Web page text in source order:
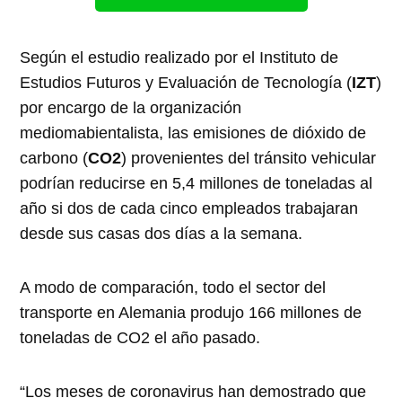
Según el estudio realizado por el Instituto de
Estudios Futuros y Evaluación de Tecnología (IZT)
por encargo de la organización
mediomabientalista, las emisiones de dióxido de
carbono (CO2) provenientes del tránsito vehicular
podrían reducirse en 5,4 millones de toneladas al
año si dos de cada cinco empleados trabajaran
desde sus casas dos días a la semana.
A modo de comparación, todo el sector del
transporte en Alemania produjo 166 millones de
toneladas de CO2 el año pasado.
“Los meses de coronavirus han demostrado que